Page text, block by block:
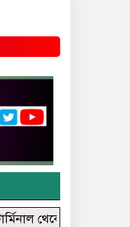
থেকে শুরু হলো গ্যাস